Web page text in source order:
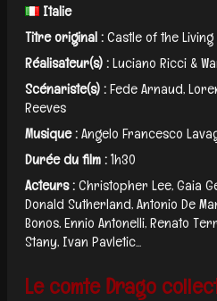
Italie
Titre original :Castle of the Living
Réalisateur(s) :Luciano Ricci &
Scénariste(s) :Fede Arnaud,
Reeves
Musique :Angelo Francesco
Durée du film :1h30
Acteurs :Christopher Lee, Gaia
Donald Sutherland, Antonio De
Bonos, Ennio Antonelli, Renato
Stany, Ivan Pavletic...
Le comte Drago